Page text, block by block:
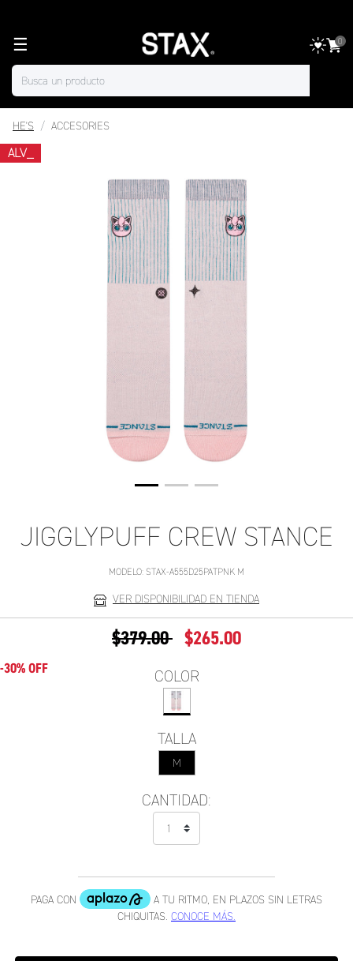
☰ 0
HE'S ACCESORIES
ALV_
JIGGLYPUFF CREW STANCE
MODELO: STAX-A555D25PATPNK M
VER DISPONIBILIDAD EN TIENDA
PRECIO REDUCIDO DE
$379.00A $265.00
-30% OFF COLOR
TALLA
M
CANTIDAD: